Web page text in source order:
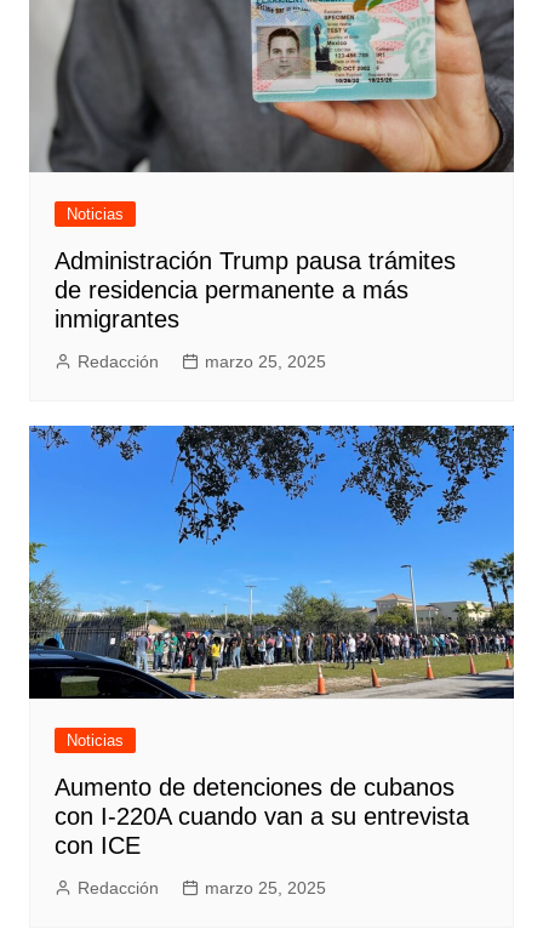
Noticias
Administración Trump pausa trámites
de residencia permanente a más
inmigrantes
Redacción marzo 25, 2025
Noticias
Aumento de detenciones de cubanos
con I-220A cuando van a su entrevista
con ICE
Redacción marzo 25, 2025